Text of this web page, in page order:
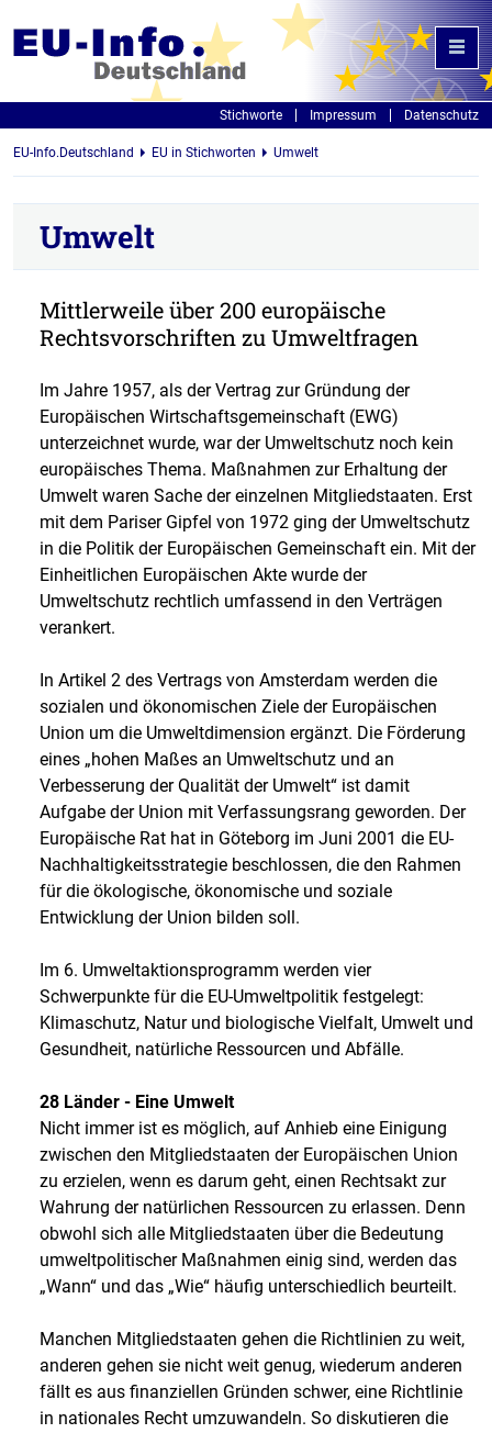
Stichworte Impressum Datenschutz
EU-Info.Deutschland EU in Stichworten Umwelt
Umwelt
Mittlerweile über 200 europäische
Rechtsvorschriften zu Umweltfragen
Im Jahre 1957, als der Vertrag zur Gründung der
Europäischen Wirtschaftsgemeinschaft (EWG)
unterzeichnet wurde, war der Umweltschutz noch kein
europäisches Thema. Maßnahmen zur Erhaltung der
Umwelt waren Sache der einzelnen Mitgliedstaaten. Erst
mit dem Pariser Gipfel von 1972 ging der Umweltschutz
in die Politik der Europäischen Gemeinschaft ein. Mit der
Einheitlichen Europäischen Akte wurde der
Umweltschutz rechtlich umfassend in den Verträgen
verankert.
In Artikel 2 des Vertrags von Amsterdam werden die
sozialen und ökonomischen Ziele der Europäischen
Union um die Umweltdimension ergänzt. Die Förderung
eines „hohen Maßes an Umweltschutz und an
Verbesserung der Qualität der Umwelt“ ist damit
Aufgabe der Union mit Verfassungsrang geworden. Der
Europäische Rat hat in Göteborg im Juni 2001 die EU-
Nachhaltigkeitsstrategie beschlossen, die den Rahmen
für die ökologische, ökonomische und soziale
Entwicklung der Union bilden soll.
Im 6. Umweltaktionsprogramm werden vier
Schwerpunkte für die EU-Umweltpolitik festgelegt:
Klimaschutz, Natur und biologische Vielfalt, Umwelt und
Gesundheit, natürliche Ressourcen und Abfälle.
28 Länder - Eine Umwelt
Nicht immer ist es möglich, auf Anhieb eine Einigung
zwischen den Mitgliedstaaten der Europäischen Union
zu erzielen, wenn es darum geht, einen Rechtsakt zur
Wahrung der natürlichen Ressourcen zu erlassen. Denn
obwohl sich alle Mitgliedstaaten über die Bedeutung
umweltpolitischer Maßnahmen einig sind, werden das
„Wann“ und das „Wie“ häufig unterschiedlich beurteilt.
Manchen Mitgliedstaaten gehen die Richtlinien zu weit,
anderen gehen sie nicht weit genug, wiederum anderen
fällt es aus finanziellen Gründen schwer, eine Richtlinie
in nationales Recht umzuwandeln. So diskutieren die